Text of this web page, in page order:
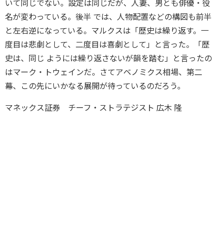
いて同じでない。設定は同じだが、人妻、男とも俳優・役
名が変わっている。後半 では、人物配置などの構図も前半
と左右逆になっている。マルクスは「歴史は繰り返す。一
度目は悲劇として、二度目は喜劇として」と言った。「歴
史は、同じ ようには繰り返さないが韻を踏む」と言ったの
はマーク・トウェインだ。さてアベノミクス相場、第二
幕、この先にいかなる展開が待っているのだろう。
マネックス証券 チーフ・ストラテジスト 広木 隆